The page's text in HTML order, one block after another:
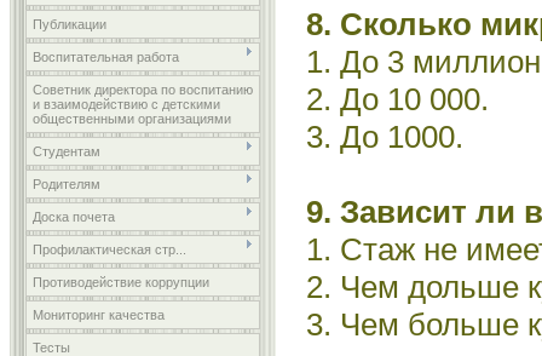
Публикации
Воспитательная работа
Советник директора по воспитанию
и взаимодействию с детскими
общественными организациями
Студентам
Родителям
Доска почета
Профилактическая стр...
Противодействие коррупции
Мониторинг качества
Тесты
8. Сколько
1. До 3
2. До 10 000.
3. До 1000.
9. Зависит ли
1. Стаж не
2. Чем дольше
3. Чем больше